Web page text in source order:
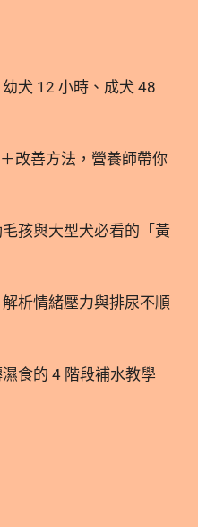
弱，若加上行動不便，
的長輩，都很建議可以
D與免疫力有關｜骨質
D receptor, VDR)結
收、調節血液中鈣磷恆
30種以上的組織都有維
調節自體免疫疾病 高劑
犬 12 小時、成犬 48
改善方法，營養師帶你
孩與大型犬必看的「黃
析情緒壓力與排尿不順
食的 4 階段補水教學